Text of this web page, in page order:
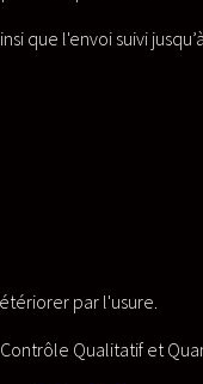
de votre commande.